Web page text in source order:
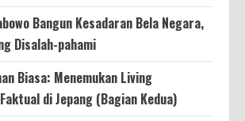
Bangun Kesadaran Bela Negara,
Disalah-pahami
Biasa: Menemukan Living
di Jepang (Bagian Kedua)